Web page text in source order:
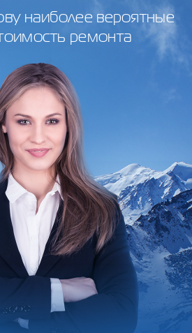
наиболее вероятные
ремонта